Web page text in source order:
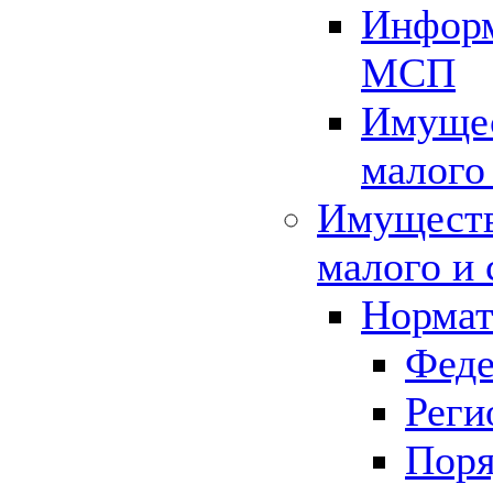
МСП
малого и